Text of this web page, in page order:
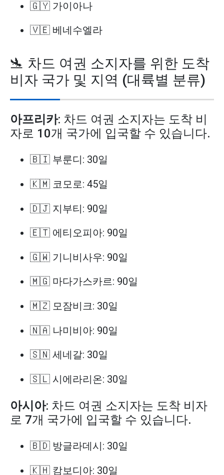
🇬🇾 가이아나
🇻🇪 베네수엘라
🛬 차드 여권 소지자를 위한 도착
비자 국가 및 지역 (대륙별 분류)
아프리카: 차드 여권 소지자는 도착 비
자로 10개 국가에 입국할 수 있습니다.
🇧🇮 부룬디: 30일
🇰🇲 코모로: 45일
🇩🇯 지부티: 90일
🇪🇹 에티오피아: 90일
🇬🇼 기니비사우: 90일
🇲🇬 마다가스카르: 90일
🇲🇿 모잠비크: 30일
🇳🇦 나미비아: 90일
🇸🇳 세네갈: 30일
🇸🇱 시에라리온: 30일
아시아: 차드 여권 소지자는 도착 비자
로 7개 국가에 입국할 수 있습니다.
🇧🇩 방글라데시: 30일
🇰🇭 캄보디아: 30일